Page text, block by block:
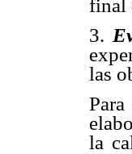
final
3.
las
la